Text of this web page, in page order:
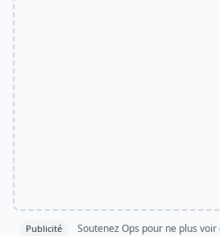
Publicité Soutenez Ops pour ne plus